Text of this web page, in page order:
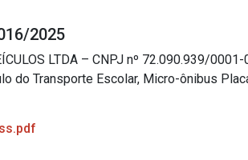
2025
LTDA – CNPJ nº 72.090.939/
do Transporte Escolar, Micro-ônibus